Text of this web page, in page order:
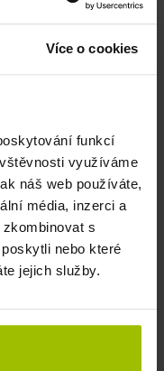
Více o cookies
funkcí
využíváme
náš web používáte,
média, inzerci a
s
nebo které
jejich služby.
Více
Více
Premium,
2 ks
Více
cm, 2 ks